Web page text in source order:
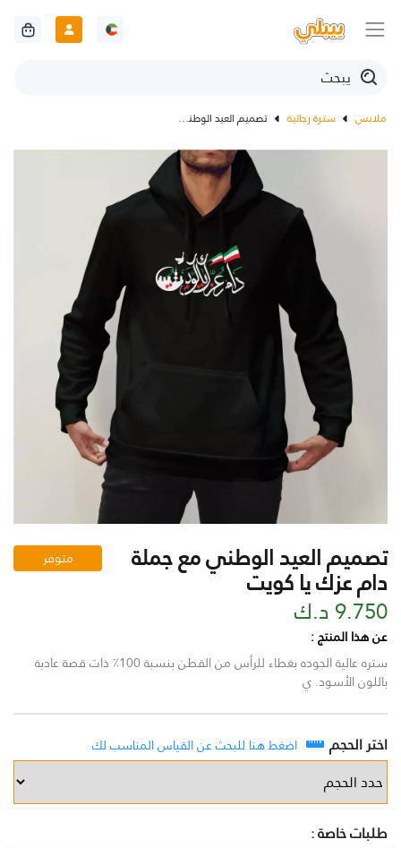
ملابس سترة رجالية تصميم العيد الوطني مع جملة دام عزك يا كويت
تصميم العيد الوطني مع جملة
دام عزك يا كويت
متوفر
9.750 د.ك
عن هذا المنتج :
ستره عالية الجوده بغطاء للرأس من القطن بنسبة 100٪ ذات قصة عادية
باللون الأسود. ي
اختر الحجم اضغط هنا للبحث عن القياس المناسب لك
طلبات خاصة :